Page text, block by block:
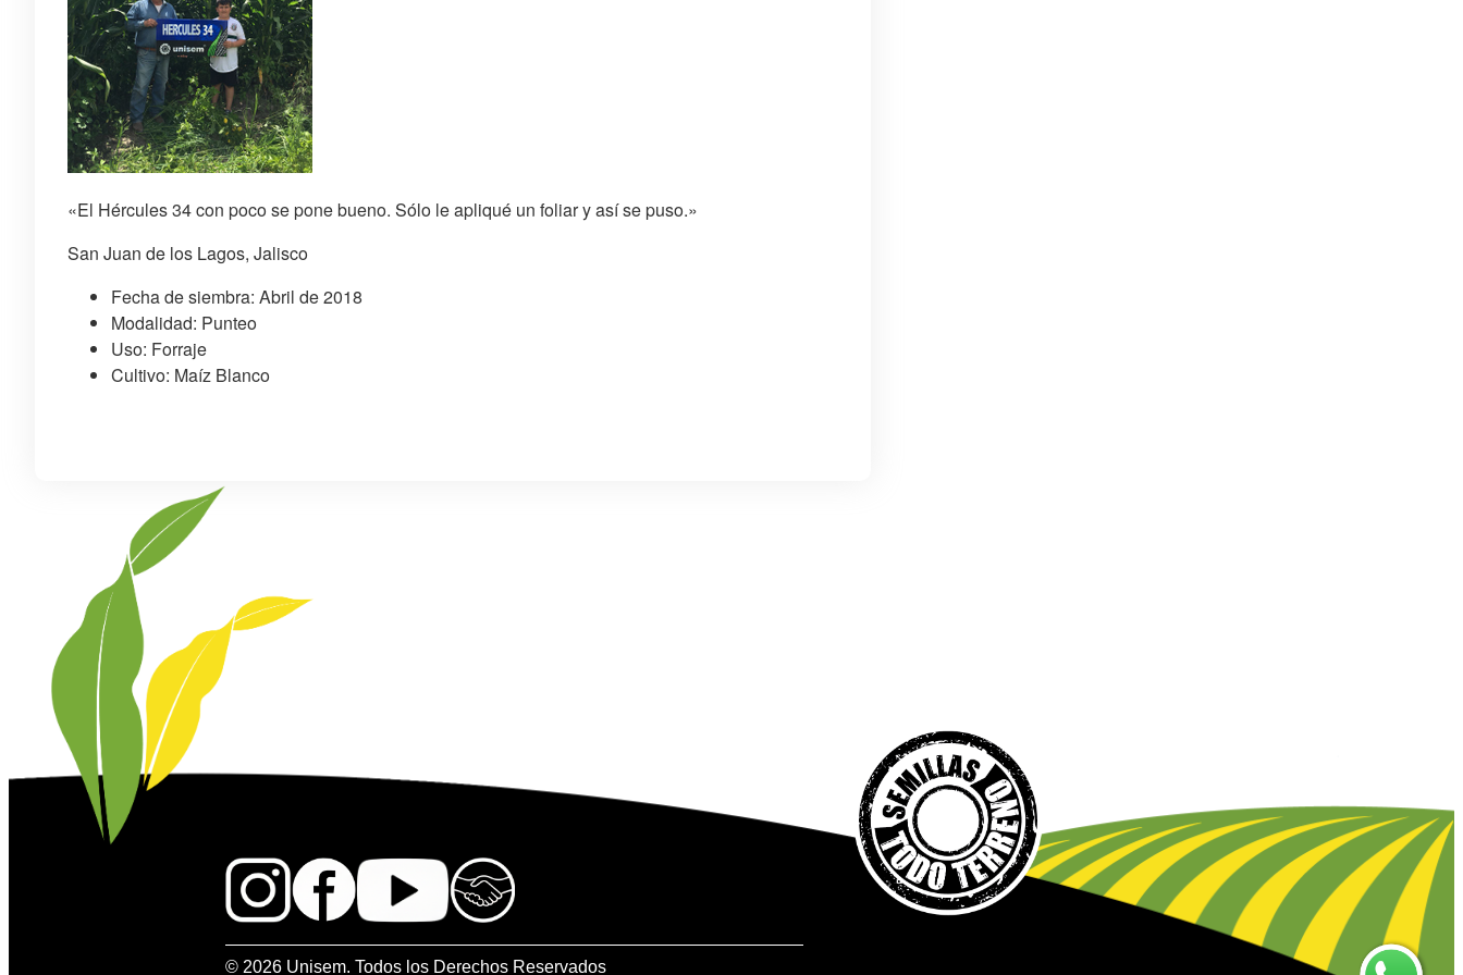
«El Hércules 34 con poco se pone bueno. Sólo le apliqué un foliar y así se puso.»
San Juan de los Lagos, Jalisco
Fecha de siembra: Abril de 2018
Modalidad: Punteo
Uso: Forraje
Cultivo: Maíz Blanco
© 2026 Unisem. Todos los Derechos Reservados